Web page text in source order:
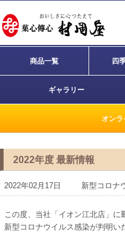
商品一覧 四
ギャラリー
オンラ
2022年度 最新情報
2022年02月17日 新型コロナ
この度、当社「イオン江北店」に
新型コロナウイルス感染が判明い